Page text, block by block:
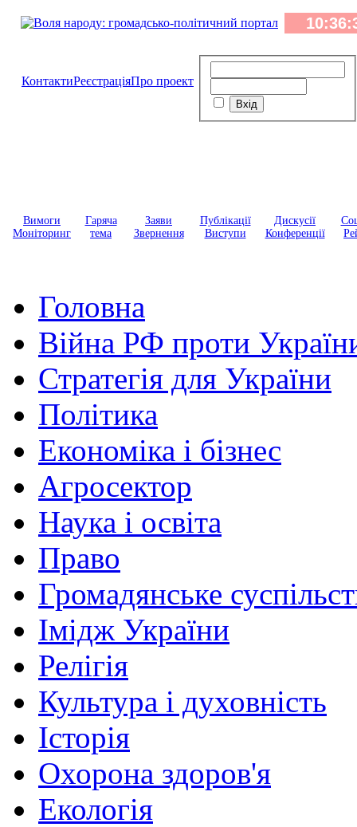
КонтактиРеєстраціяПро проект
Вимоги
Моніторинг
Гаряча
тема
Заяви
Звернення
Публікації
Виступи
Дискусії
Конференції
Головна
Війна РФ проти
Стратегія для України
Політика
Економіка і бізнес
Агросектор
Наука і освіта
Право
Громадянське
Імідж України
Релігія
Культура і духовність
Історія
Охорона здоров'я
Екологія